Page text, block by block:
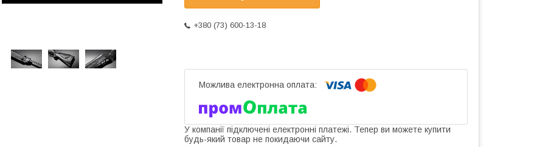
+380 (73) 600-13-18
У компанії підключені електронні платежі. Тепер ви можете купити
будь-який товар не покидаючи сайту.